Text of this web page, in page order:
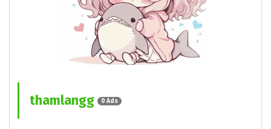
thamlangg 0 Ads